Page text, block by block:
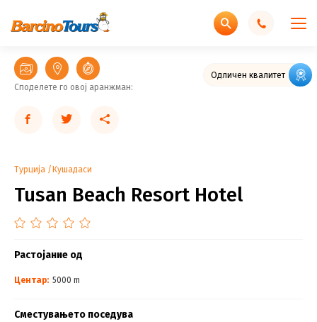
Одличен квалитет
Споделете го овој аранжман:
Турција Кушадаси
Tusan Beach Resort Hotel
Растојание од
Центар: 5000 m
Сместувањето поседува